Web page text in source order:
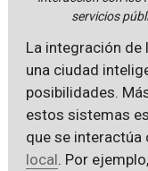
servicios
La integración
una ciudad
posibilidades.
estos sistemas
que se interactúa
local. Por